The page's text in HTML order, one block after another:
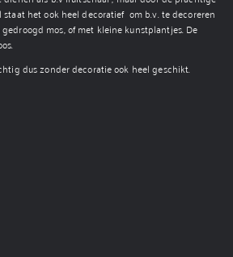
het ook heel decoratief om b.v. te decoreren
mos, of met kleine kunstplantjes. De
dus zonder decoratie ook heel geschikt.